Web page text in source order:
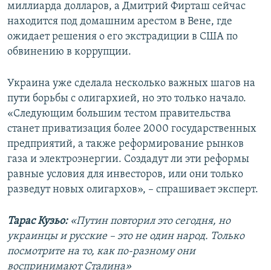
миллиарда долларов, а Дмитрий Фирташ сейчас
находится под домашним арестом в Вене, где
ожидает решения о его экстрадиции в США по
обвинению в коррупции.
Украина уже сделала несколько важных шагов на
пути борьбы с олигархией, но это только начало.
«Следующим большим тестом правительства
станет приватизация более 2000 государственных
предприятий, а также реформирование рынков
газа и электроэнергии. Создадут ли эти реформы
равные условия для инвесторов, или они только
разведут новых олигархов», – спрашивает эксперт.
Тарас Кузьо:«Путин повторил это сегодня, но
украинцы и русские – это не один народ. Только
посмотрите на то, как по-разному они
воспринимают Сталина»